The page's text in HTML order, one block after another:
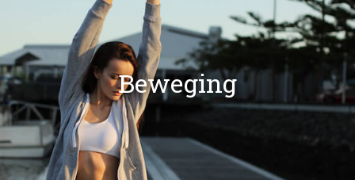
Beweging